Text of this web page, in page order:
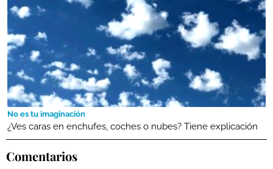
No es tu imaginación
¿Ves caras en enchufes, coches o nubes? Tiene explicación
Comentarios